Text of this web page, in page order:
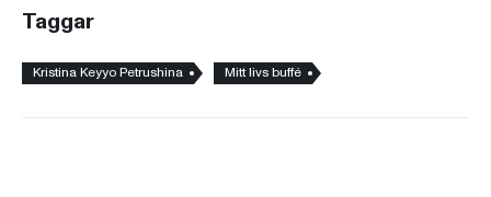
Taggar
Kristina Keyyo Petrushina Mitt livs buffé